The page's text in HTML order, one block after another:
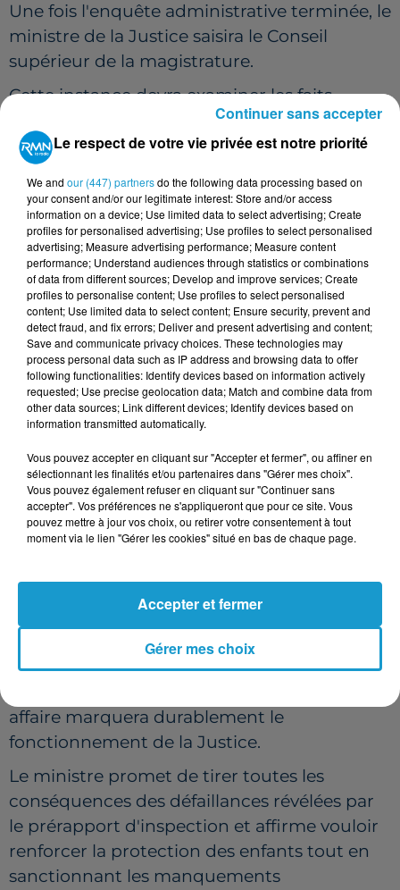
Une fois l'enquête administrative terminée, le
ministre de la Justice saisira le Conseil
supérieur de la magistrature.
Cette instance devra examiner les faits
reprochés au magistrat concerné et rendre
un avis sur les sanctions proposées. Gérald
Darmanin affirme que les fautes constatées
sont des responsabilités individuelles et non
le reflet du fonctionnement de l'ensemble de
la magistrature.
UN RÉEXAMEN NATIONAL DES
DOSSIERS CONCERNANT LES
MINEURS
L'affaire Lyhanna entraîne également une
mobilisation nationale. À la demande du
garde des Sceaux, plusieurs dizaines de
sur mineurs sont en cours de réexamen.
Selon le ministère de la Justice, cette
opération a déjà conduit à de nombreuses
gardes à vue et placements en détention
dossier sensible n'a été laissé sans suite.
« UN AVANT ET UN APRÈS LYHANNA
affaire marquera durablement le
fonctionnement de la Justice.
Le ministre promet de tirer toutes les
conséquences des défaillances révélées par
le prérapport d'inspection et affirme vouloir
renforcer la protection des enfants tout en
sanctionnant les manquements
Le respect de votre vie privée est notre priorité
We and our (447) partnersdo the following data processing based on
your consent and/or our legitimate interest: Store and/or access
information on a device; Use limited data to select advertising; Create
profiles for personalised advertising; Use profiles to select personalised
advertising; Measure advertising performance; Measure content
performance; Understand audiences through statistics or combinations
of data from different sources; Develop and improve services; Create
profiles to personalise content; Use profiles to select personalised
content; Use limited data to select content; Ensure security, prevent and
detect fraud, and fix errors; Deliver and present advertising and content;
Save and communicate privacy choices. These technologies may
process personal data such as IP address and browsing data to offer
following functionalities: Identify devices based on information actively
requested; Use precise geolocation data; Match and combine data from
other data sources; Link different devices; Identify devices based on
information transmitted automatically.
Vous pouvez accepter en cliquant sur "Accepter et fermer", ou affiner en
sélectionnant les finalités et/ou partenaires dans "Gérer mes choix".
Vous pouvez également refuser en cliquant sur "Continuer sans
accepter". Vos préférences ne s'appliqueront que pour ce site. Vous
pouvez mettre à jour vos choix, ou retirer votre consentement à tout
moment via le lien "Gérer les cookies" situé en bas de chaque page.
Gérer mes choix
Accepter et fermer
Continuer sans accepter